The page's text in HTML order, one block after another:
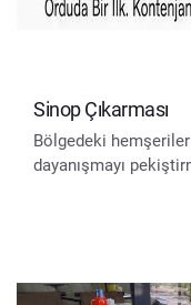
Sinop Çıkarması
Bölgedeki
dayanışmayı